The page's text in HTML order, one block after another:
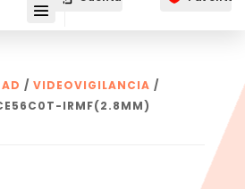
/ VIDEOVIGILANCIA /
IRMF(2.8MM)